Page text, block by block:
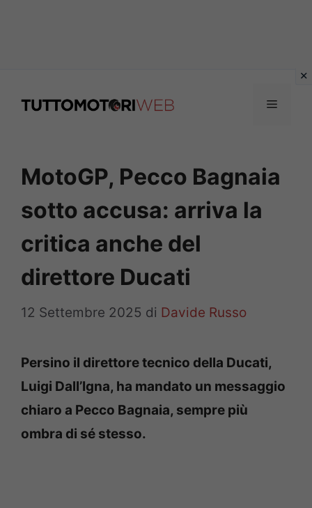
Menu
MotoGP, Pecco Bagnaia
sotto accusa: arriva la
critica anche del
direttore Ducati
12 Settembre 2025 di Davide Russo
Persino il direttore tecnico della Ducati,
Luigi Dall’Igna, ha mandato un messaggio
chiaro a Pecco Bagnaia, sempre più
ombra di sé stesso.